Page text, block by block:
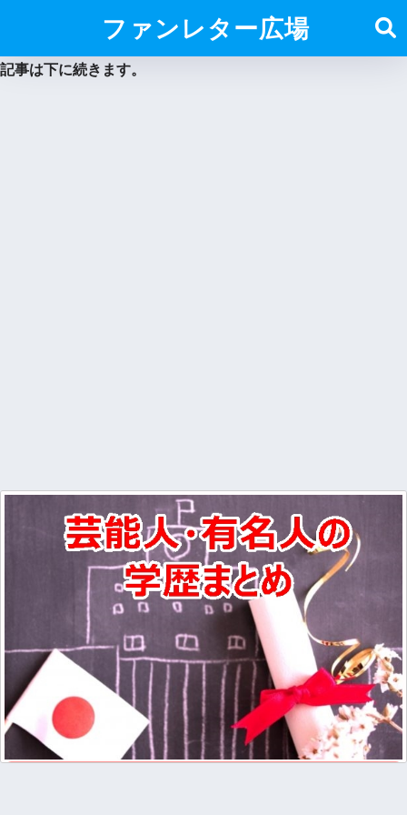
ファンレター広場
記事は下に続きます。